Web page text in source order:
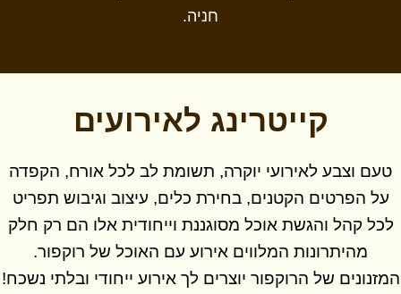
חניה.
קייטרינג לאירועים
טעם וצבע לאירועי יוקרה, תשומת לב לכל אורח, הקפדה
על הפרטים הקטנים, בחירת כלים, עיצוב וגיבוש תפריט
לכל קהל והגשת אוכל מסוגננת וייחודית אלו הם רק חלק
מהיתרונות המלווים אירוע עם האוכל של רוקפור.
המזנונים של הרוקפור יוצרים לך אירוע ייחודי ובלתי נשכח!